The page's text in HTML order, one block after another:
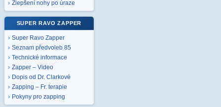
Zlepšení nohy po úraze
SUPER RAVO ZAPPER
Super Ravo Zapper
Seznam předvoleb 85
Technické informace
Zapper – Video
Dopis od Dr. Clarkové
Zapping – Fr. terapie
Pokyny pro zapping